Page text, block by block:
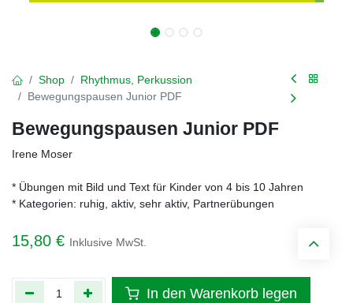
Shop
Rhythmus, Perkussion
Bewegungspausen Junior PDF
Bewegungspausen Junior PDF
Irene Moser
* Übungen mit Bild und Text für Kinder von 4 bis 10 Jahren
* Kategorien: ruhig, aktiv, sehr aktiv, Partnerübungen
15,80 € Inklusive MwSt.
In den Warenkorb legen